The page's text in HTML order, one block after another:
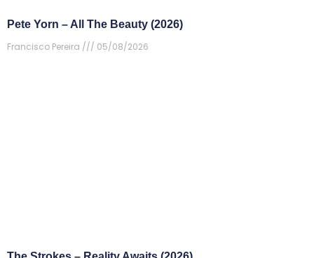
Pete Yorn – All The Beauty (2026)
Francisco Pereira
05/08/2026